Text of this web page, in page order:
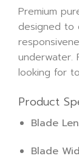
Premium
designed to
underwater.
looking for
Product
Blade
Blade